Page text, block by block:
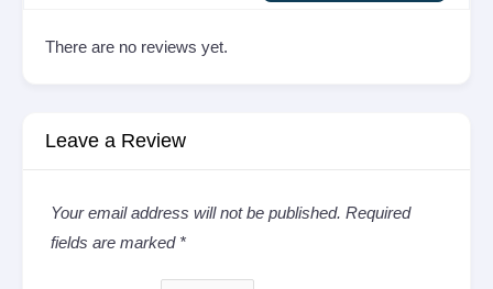
There are no reviews yet.
Leave a Review
Your email address will not be published. Required
fields are marked *